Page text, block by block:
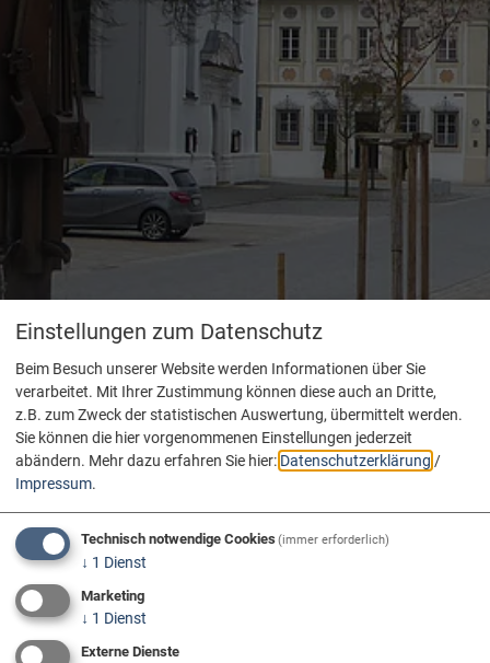
Einstellungen zum Datenschutz
Beim Besuch unserer Website werden Informationen über Sie
verarbeitet. Mit Ihrer Zustimmung können diese auch an Dritte,
z.B. zum Zweck der statistischen Auswertung, übermittelt werden.
Sie können die hier vorgenommenen Einstellungen jederzeit
abändern. Mehr dazu erfahren Sie hier: Datenschutzerklärung /
Impressum.
Technisch notwendige Cookies(immer erforderlich)
↓ 1 Dienst
Marketing
↓ 1 Dienst
Externe Dienste